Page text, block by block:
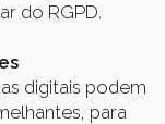
do RGPD.
digitais podem
para